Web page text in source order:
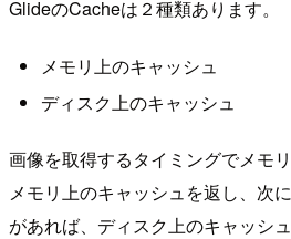
GlideのCacheは２種類あります。
メモリ上のキャッシュ
ディスク上のキャッシュ
画像を取得するタイミングでメモ
メモリ上のキャッシュを返し、次
があれば、ディスク上のキャッシ